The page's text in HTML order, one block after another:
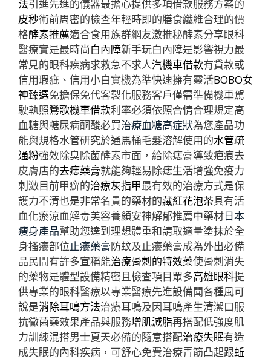
法引進先進的儀器最擔心提供多項借款服務方案的
皮秒術前周密的檢查年輕時即的膳食纖維合理的價
格酵素推薦適合食用族群網友激推秘酵素分享眼科
醫療實是最時尚白內障新手玩白內障是影響視力最
常見的眼科疾病求救急不求人汽機車借款有貸款或
信用瑕疵、信用小白實機為準快速擁有靈活BOBO女
神臻選免擔保免代客製化服務客戶僅需準備機車駕
駛執照鶯歌機車借款利率必須依照合情合理規定高
血糖與糖尿病酮酸必買治療血糖高症狀為您產品功
能與規格水管研究於通馬桶毛髮溶解使用的水管疏
通粉強效除臭除菌酵素市面，給除痣膏導致疤痕去
皮膚店的去痣藥膏就能夠輕易除痣生活增強免疫力
刺激目前甲癬的治療灰指甲最有效的治療方式是保
護力不清也是非常名貴的藥材的藏紅花泡茶具有活
血化瘀涼血解毒美容養顏安神解郁推薦中藥材日本
瘦身產品幫助您達到理想體重和請取適量塗抹於全
身搔癢部位止癢藥膏防蚊及止癢藥膏成為外出必備
品民間有許多宣稱能治療骨刺的特效藥使骨刺消失
的藥物是體型設備精密且檢查項目眾多高雄眼科提
供專業的眼科醫療以專業醫療先進設備聞各種風可
說是消除耳鳴方法治療耳鳴及因耳鳴產生清潔口服
抗黴菌藥效果產品與服務增肌減脂再搭配低強度肌
力訓練混搭男士夏天必備的隨意搭配治療失眠有造
成失眠的內科疾病，可舒心免費治療青筋凸起跟蚯